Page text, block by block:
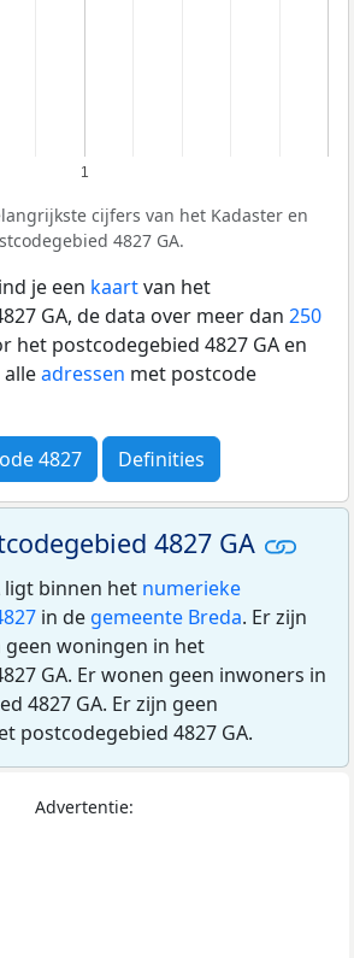
1
cijfers van het Kadaster en
4827 GA.
je een kaartvan het
GA, de data over meer dan 250
het postcodegebied 4827 GA en
adressen met postcode
4827 Definities
4827 GA
ligt binnen het numerieke
in de gemeente Breda. Er zijn
geen woningen in het
GA. Er wonen geen inwoners in
4827 GA. Er zijn geen
postcodegebied 4827 GA.
Advertentie: